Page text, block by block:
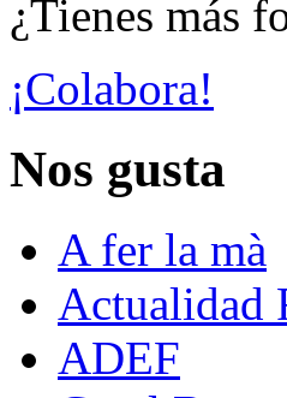
¿Tienes más
¡Colabora!
Nos gusta
A fer la mà
Actualidad
ADEF